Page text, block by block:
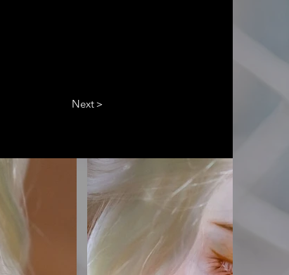
Next＞